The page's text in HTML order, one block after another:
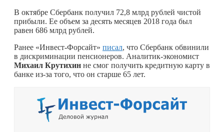
В октябре Сбербанк получил 72,8 млрд рублей чистой
прибыли. Ее объем за десять месяцев 2018 года был
равен 686 млрд рублей.
Ранее «Инвест-Форсайт» писал, что Сбербанк обвинили
в дискриминации пенсионеров. Аналитик-экономист
Михаил Крутихин не смог получить кредитную карту в
банке из-за того, что он старше 65 лет.